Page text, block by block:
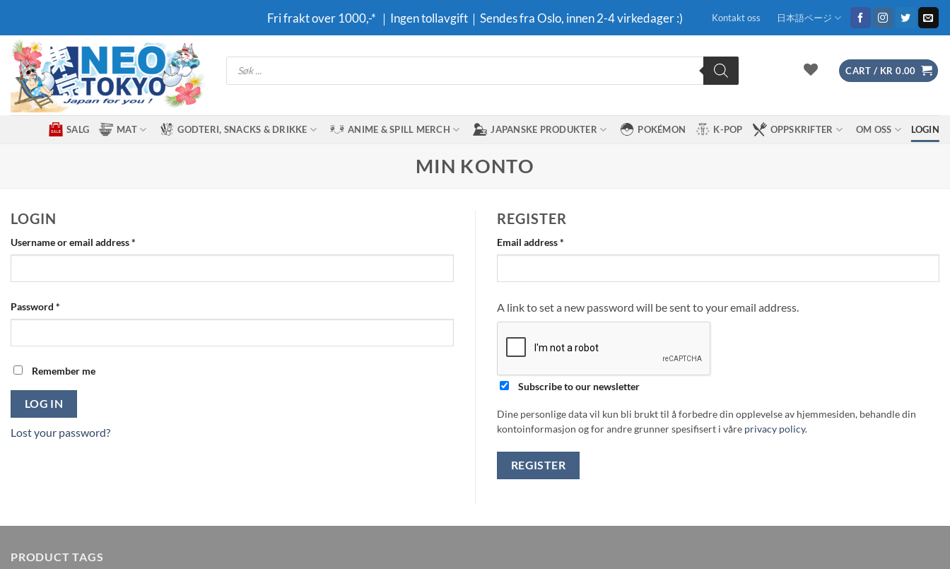
content
Fri frakt over 1000,-* ｜Ingen tollavgift｜Sendes fra Oslo, innen 2-4 virkedager :) Kontakt oss 日本語ページ
Products
search
CART / KR 0.00
SALG MAT GODTERI, SNACKS & DRIKKE ANIME & SPILL MERCH JAPANSKE PRODUKTER POKÉMON K-POP OPPSKRIFTER OM OSS LOGIN
MIN KONTO
LOGIN
Username or email address*
Password *
Remember me
LOG IN
Lost your password?
REGISTER
Email address*
A link to set a new password will be sent to your email address.
Subscribe to our newsletter
Dine personlige data vil kun bli brukt til å forbedre din opplevelse av hjemmesiden, behandle din
kontoinformasjon og for andre grunner spesifisert i våre privacy policy.
REGISTER
PRODUCT TAGS